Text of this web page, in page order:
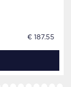
€ 187.55